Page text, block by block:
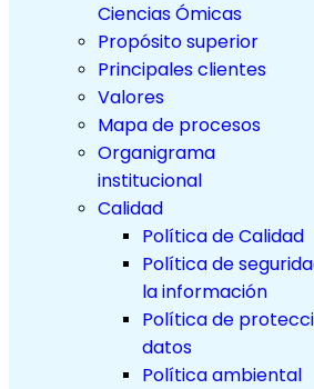
Ciencias Ómicas
Propósito superior
Principales clientes
Valores
Mapa de procesos
Organigrama
institucional
Calidad
Política de Calidad
Política de
la información
Política de
datos
Política ambiental